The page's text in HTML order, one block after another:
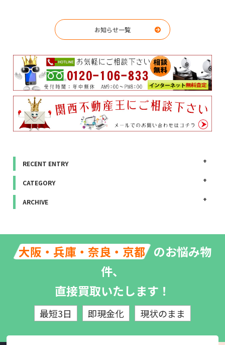
お知らせ一覧
RECENT ENTRY
CATEGORY
ARCHIVE
大阪・兵庫・奈良・京都 のお悩み物
件、
直接買取いたします！
最短3日 即現金化 現状のまま